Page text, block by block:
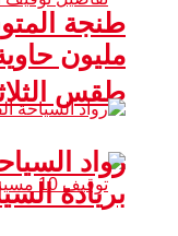
طقس
مليون
رواد
بريادة